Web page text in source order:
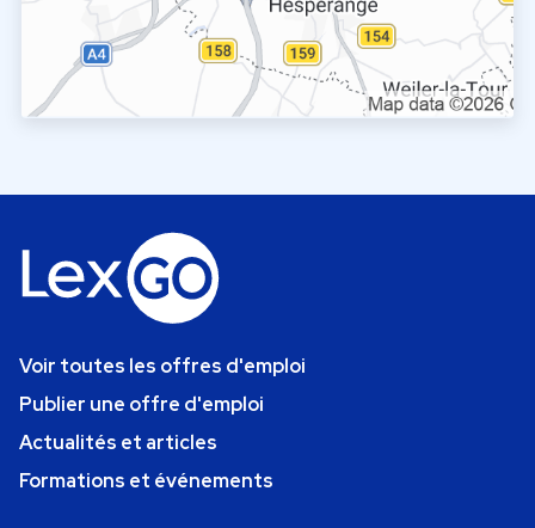
Voir toutes les offres d'emploi
Publier une offre d'emploi
Actualités et articles
Formations et événements